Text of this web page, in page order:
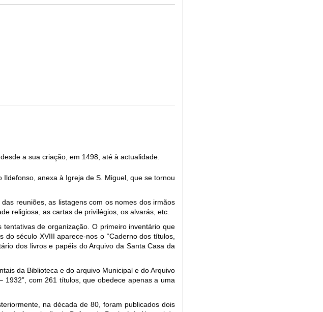
a sua criação, em 1498, até à actualidade.
anexa à Igreja de S. Miguel, que se tornou
reuniões, as listagens com os nomes dos irmãos
religiosa, as cartas de privilégios, os alvarás, etc.
de organização. O primeiro inventário que
século XVIII aparece-nos o “Caderno dos títulos,
dos livros e papéis do Arquivo da Santa Casa da
da Biblioteca e do arquivo Municipal e do Arquivo
1932”, com 261 títulos, que obedece apenas a uma
na década de 80, foram publicados dois